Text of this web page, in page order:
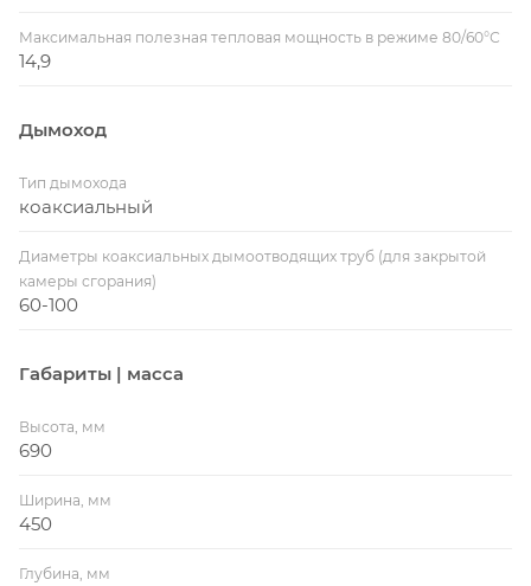
Максимальная полезная тепловая мощность в режиме 80/60°С
14,9
Дымоход
Тип дымохода
коаксиальный
Диаметры коаксиальных дымоотводящих труб (для закрытой
камеры сгорания)
60-100
Габариты | масса
Высота, мм
690
Ширина, мм
450
Глубина, мм